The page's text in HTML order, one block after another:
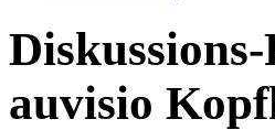
auvisio